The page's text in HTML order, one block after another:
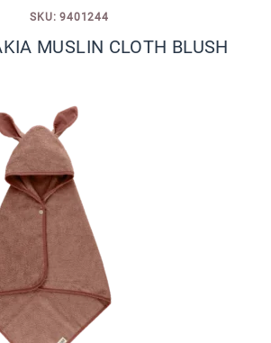
SKU: 9401244
MUSLIN CLOTH BLUSH